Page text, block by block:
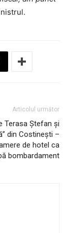
Articolul următor
Terasa Ștefan și
din Costinești –
de hotel ca
bombardament